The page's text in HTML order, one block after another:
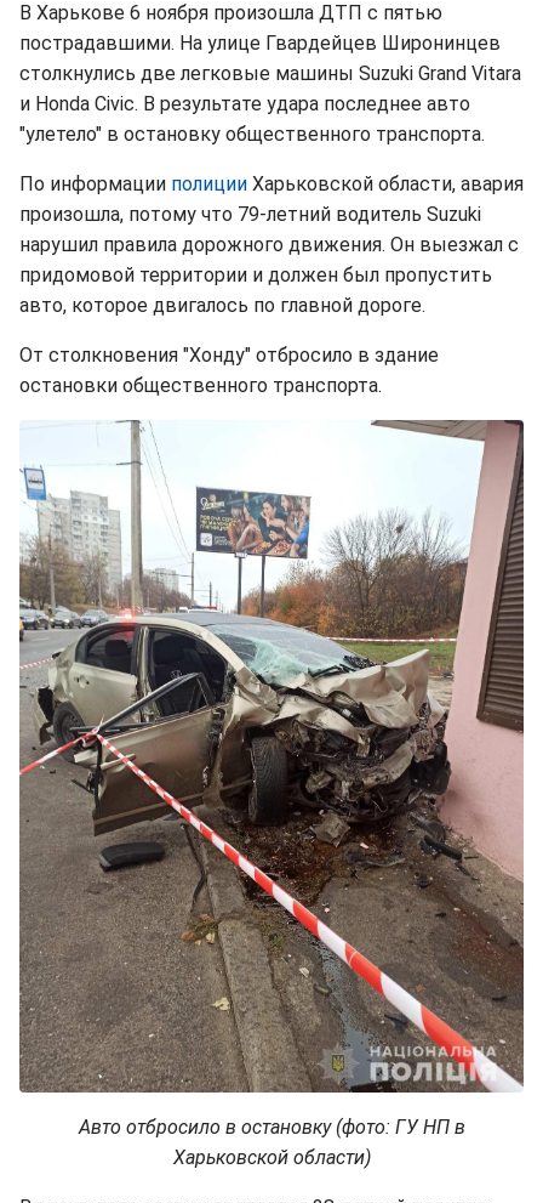
В Харькове 6 ноября произошла ДТП с пятью
пострадавшими. На улице Гвардейцев Широнинцев
столкнулись две легковые машины Suzuki Grand Vitara
и Honda Civic. В результате удара последнее авто
"улетело" в остановку общественного транспорта.
По информации полиции Харьковской области, авария
произошла, потому что 79-летний водитель Suzuki
нарушил правила дорожного движения. Он выезжал с
придомовой территории и должен был пропустить
авто, которое двигалось по главной дороге.
От столкновения "Хонду" отбросило в здание
остановки общественного транспорта.
Авто отбросило в остановку (фото: ГУ НП в
Харьковской области)